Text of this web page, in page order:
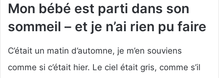
Mon bébé est parti dans son
sommeil – et je n’ai rien pu faire
C’était un matin d’automne, je m’en souviens
comme si c’était hier. Le ciel était gris, comme s’il